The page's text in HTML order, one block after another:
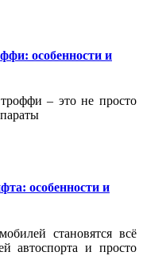
особенности и
– это не просто
особенности и
становятся всё
автоспорта и просто